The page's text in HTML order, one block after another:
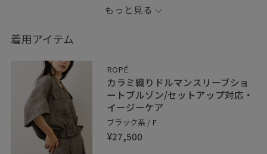
異なって見える場合がございます。
商品の色味はスタジオ撮影の画像をご参照下さい。
■♡ボタンを押してお気に入り！
お気に入り登録していただくと、気になったコーディネ
ートや商品がチェックしやすくなります。
スタッフ・店舗TOPのフォローもあわせてご利用くださ
もっと見る
着用アイテム
ROPÉ
カラミ織りドルマンスリーブショ
ートブルゾン/セットアップ対応・
イージーケア
ブラック系 / F
¥27,500